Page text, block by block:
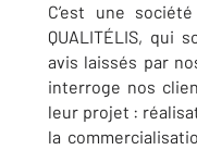
C’est une
QUALITÉLIS, qui
avis laissés par
interroge nos
leur projet :
la